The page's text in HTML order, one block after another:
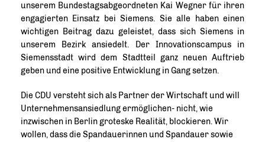
unserem Bundestagsabgeordneten Kai Wegner für ihren
engagierten Einsatz bei Siemens. Sie alle haben einen
wichtigen Beitrag dazu geleistet, dass sich Siemens in
unserem Bezirk ansiedelt. Der Innovationscampus in
Siemensstadt wird dem Stadtteil ganz neuen Auftrieb
geben und eine positive Entwicklung in Gang setzen.
Die CDU versteht sich als Partner der Wirtschaft und will
Unternehmensansiedlung ermöglichen- nicht, wie
inzwischen in Berlin groteske Realität, blockieren. Wir
wollen, dass die Spandauerinnen und Spandauer sowie